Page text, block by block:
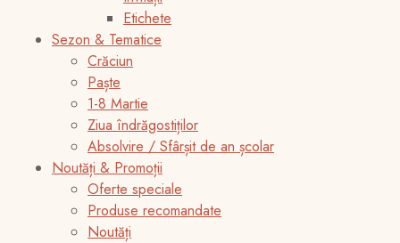
Etichete
Sezon & Tematice
Crăciun
Paște
1-8 Martie
Ziua îndrăgostiților
Absolvire / Sfârșit de an școlar
Noutăți & Promoții
Oferte speciale
Produse recomandate
Noutăți